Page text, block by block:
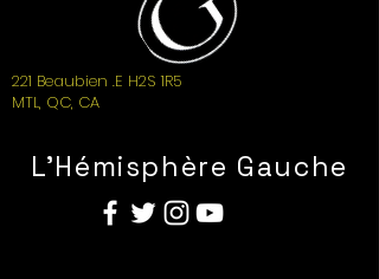
221 Beaubien .E H2S 1R5
MTL, QC, CA
L'Hémisphère Gauche